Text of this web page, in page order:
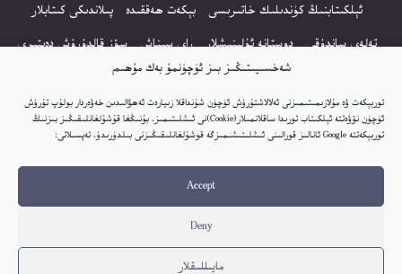
شەخسىيىتىڭىز بىز ئۈچۈنمۇ بەك مۇھىم
توربېكەت ۋە مۇلازىمىتىمىزنى ئەلالاشتۇرۇش ئۈچۈن شۇنداقلا زىيارەت ئەھۋالىدىن خەۋەردار بولۇپ تۇرۇش
ئۈچۈن نۆۋەتتە ئېلكىتاب تورىدا ساقلانمىلار(Cookie)نى ئىشلىتىمىز. بۇنىڭغا قۇشۇلغانلىقىڭىز بىزنىڭ
توربېكەتتە Google ئانالىز قورالىنى ئىشلىتىشىمىزگە قوشۇلغانلىقىڭىزنى بىلدۈرىدۇ. تەپسىلاتى:
Accept
Deny
مايىللىقلار
ئېلكىتابنىڭ كۈندىلىك خاتىرىسى
بېكەت ھەققىدە
پىلاندىكى كىتابلار
تەلەي ساندۇقى
دوستانە ئۇلىنىشلار راي سىناش
سۆز قالدۇرۇش دەپتىرى
كۆپ سورالغان سۇئاللار
كىتاب تىزىملىكى
مەخپىيەتلىك باياناتى
نەشىر ھوقۇقى باياناتى
© 2017-2026 تور بېكەتنىڭ بارلىق ھوقۇقى ئېلكىتاب تورى غا مەنسۇپ.
ھەر كۈنى يېڭى كىتابلار قوشۇلىۋاتىدۇ...